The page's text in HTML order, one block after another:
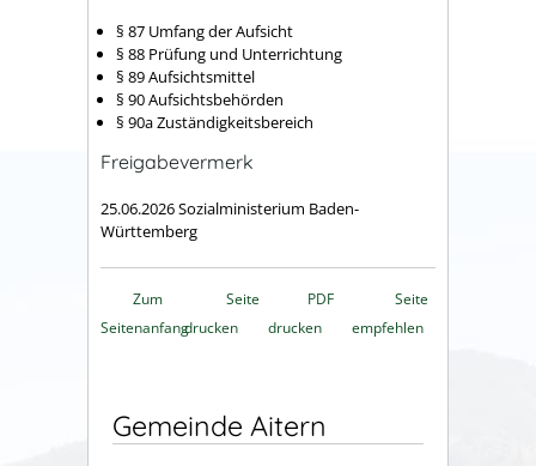
§ 87 Umfang der Aufsicht
§ 88 Prüfung und Unterrichtung
§ 89 Aufsichtsmittel
§ 90 Aufsichtsbehörden
§ 90a Zuständigkeitsbereich
Freigabevermerk
25.06.2026 Sozialministerium Baden-
Württemberg
Zum
Seitenanfang
Seite
drucken
PDF
drucken
Seite
empfehlen
Gemeinde Aitern